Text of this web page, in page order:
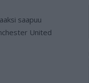
saapuu
United